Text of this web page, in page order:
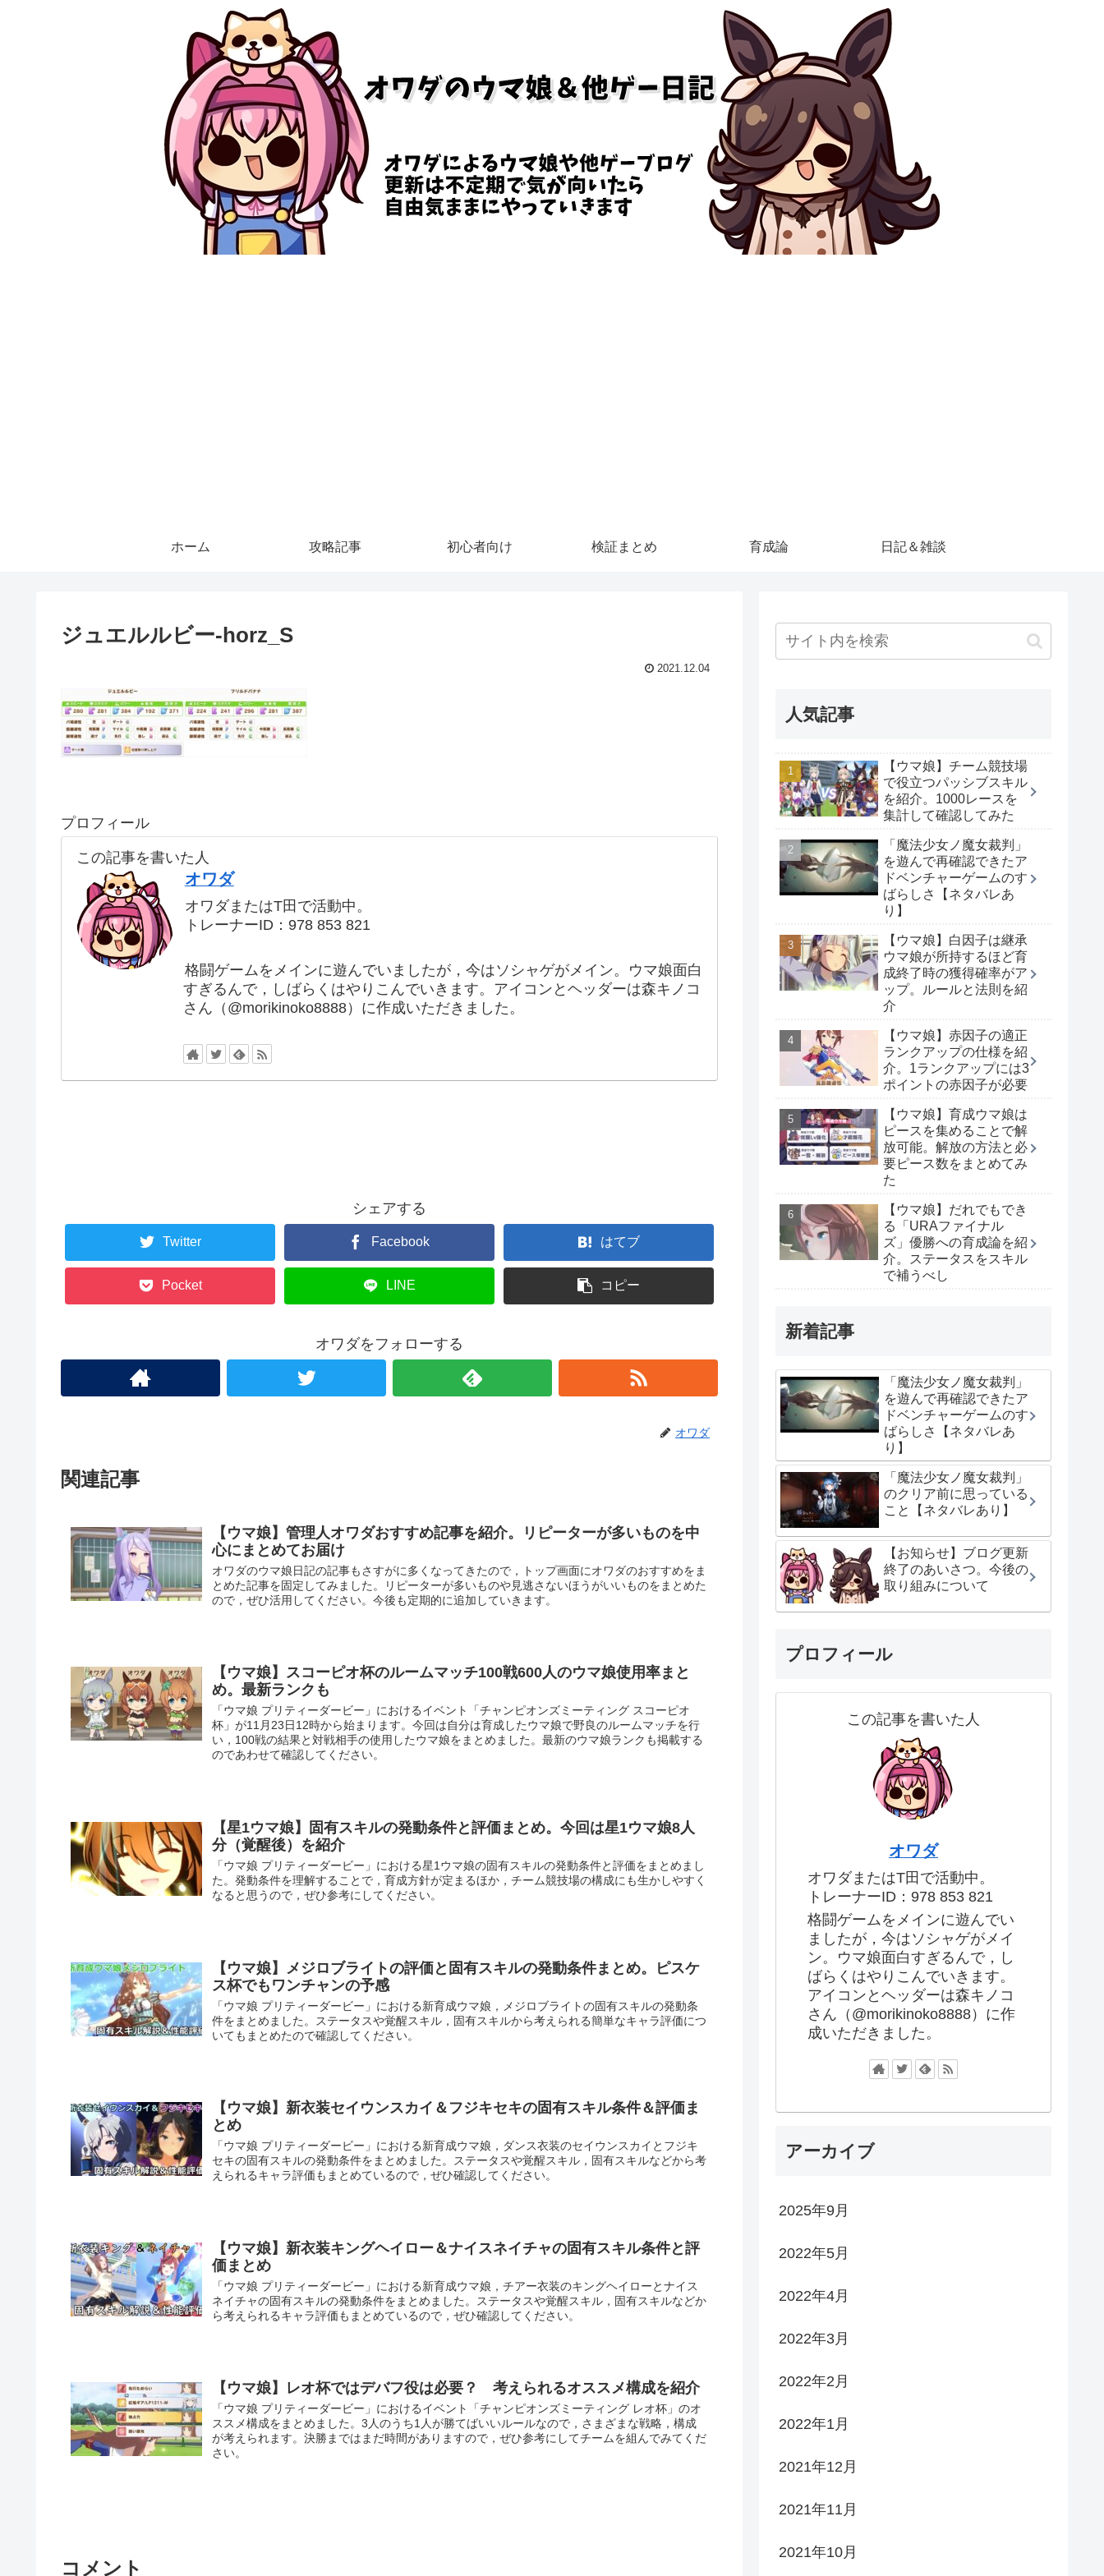
ホーム 攻略記事 初心者向け 検証まとめ 育成論 日記＆雑談
ジュエルルビー-horz_S
2021.12.04
プロフィール
この記事を書いた人
オワダ
オワダまたはT田で活動中。
トレーナーID：978 853 821
格闘ゲームをメインに遊んでいましたが，今はソシャゲがメイン。ウマ娘面白
すぎるんで，しばらくはやりこんでいきます。アイコンとヘッダーは森キノコ
さん（@morikinoko8888）に作成いただきました。
シェアする
Twitter Facebook はてブ
Pocket LINE コピー
オワダをフォローする
オワダ
関連記事
【ウマ娘】管理人オワダおすすめ記事を紹介。リピーターが多いものを中
心にまとめてお届け
オワダのウマ娘日記の記事もさすがに多くなってきたので，トップ画面にオワダのおすすめをま
とめた記事を固定してみました。リピーターが多いものや見逃さないほうがいいものをまとめた
ので，ぜひ活用してください。今後も定期的に追加していきます。
【ウマ娘】スコーピオ杯のルームマッチ100戦600人のウマ娘使用率まと
め。最新ランクも
「ウマ娘 プリティーダービー」におけるイベント「チャンピオンズミーティング スコーピオ
杯」が11月23日12時から始まります。今回は自分は育成したウマ娘で野良のルームマッチを行
い，100戦の結果と対戦相手の使用したウマ娘をまとめました。最新のウマ娘ランクも掲載する
のであわせて確認してください。
【星1ウマ娘】固有スキルの発動条件と評価まとめ。今回は星1ウマ娘8人
分（覚醒後）を紹介
「ウマ娘 プリティーダービー」における星1ウマ娘の固有スキルの発動条件と評価をまとめまし
た。発動条件を理解することで，育成方針が定まるほか，チーム競技場の構成にも生かしやすく
なると思うので，ぜひ参考にしてください。
【ウマ娘】メジロブライトの評価と固有スキルの発動条件まとめ。ピスケ
ス杯でもワンチャンの予感
「ウマ娘 プリティーダービー」における新育成ウマ娘，メジロブライトの固有スキルの発動条
件をまとめました。ステータスや覚醒スキル，固有スキルから考えられる簡単なキャラ評価につ
いてもまとめたので確認してください。
【ウマ娘】新衣装セイウンスカイ＆フジキセキの固有スキル条件＆評価ま
とめ
「ウマ娘 プリティーダービー」における新育成ウマ娘，ダンス衣装のセイウンスカイとフジキ
セキの固有スキルの発動条件をまとめました。ステータスや覚醒スキル，固有スキルなどから考
えられるキャラ評価もまとめているので，ぜひ確認してください。
【ウマ娘】新衣装キングヘイロー＆ナイスネイチャの固有スキル条件と評
価まとめ
「ウマ娘 プリティーダービー」における新育成ウマ娘，チアー衣装のキングヘイローとナイス
ネイチャの固有スキルの発動条件をまとめました。ステータスや覚醒スキル，固有スキルなどか
ら考えられるキャラ評価もまとめているので，ぜひ確認してください。
【ウマ娘】レオ杯ではデバフ役は必要？ 考えられるオススメ構成を紹介
「ウマ娘 プリティーダービー」におけるイベント「チャンピオンズミーティング レオ杯」のオ
ススメ構成をまとめました。3人のうち1人が勝てばいいルールなので，さまざまな戦略，構成
が考えられます。決勝まではまだ時間がありますので，ぜひ参考にしてチームを組んでみてくだ
さい。
コメント
人気記事
【ウマ娘】チーム競技場
で役立つパッシブスキル
を紹介。1000レースを
集計して確認してみた
「魔法少女ノ魔女裁判」
を遊んで再確認できたア
ドベンチャーゲームのす
ばらしさ【ネタバレあ
り】
【ウマ娘】白因子は継承
ウマ娘が所持するほど育
成終了時の獲得確率がア
ップ。ルールと法則を紹
介
【ウマ娘】赤因子の適正
ランクアップの仕様を紹
介。1ランクアップには3
ポイントの赤因子が必要
【ウマ娘】育成ウマ娘は
ピースを集めることで解
放可能。解放の方法と必
要ピース数をまとめてみ
た
【ウマ娘】だれでもでき
る「URAファイナル
ズ」優勝への育成論を紹
介。ステータスをスキル
で補うべし
新着記事
「魔法少女ノ魔女裁判」
を遊んで再確認できたア
ドベンチャーゲームのす
ばらしさ【ネタバレあ
り】
「魔法少女ノ魔女裁判」
のクリア前に思っている
こと【ネタバレあり】
【お知らせ】ブログ更新
終了のあいさつ。今後の
取り組みについて
プロフィール
この記事を書いた人
オワダ
オワダまたはT田で活動中。
トレーナーID：978 853 821
格闘ゲームをメインに遊んでい
ましたが，今はソシャゲがメイ
ン。ウマ娘面白すぎるんで，し
ばらくはやりこんでいきます。
アイコンとヘッダーは森キノコ
さん（@morikinoko8888）に作
成いただきました。
アーカイブ
2025年9月
2022年5月
2022年4月
2022年3月
2022年2月
2022年1月
2021年12月
2021年11月
2021年10月